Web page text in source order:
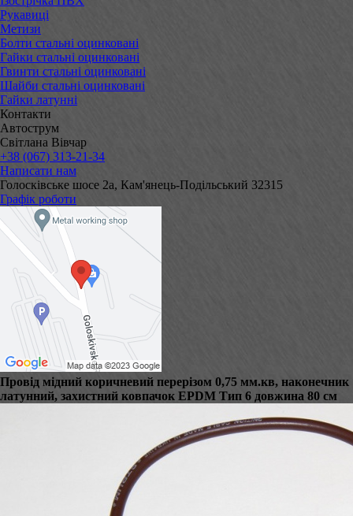
Рукавиці
Метизи
Болти стальні оцинковані
Гайки стальні оцинковані
Гвинти стальні оцинковані
Шайби стальні оцинковані
Гайки латунні
Контакти
Автострум
Світлана Вівчар
+38 (067) 313-21-34
Написати нам
Голосківське шосе 2а, Кам'янець-Подільський 32315
Графік роботи
Провід мідний коричневий перерізом 0,75 мм.кв, наконечник
латунний, захистний ковпачок EPDM Тип 6 довжина 80 см